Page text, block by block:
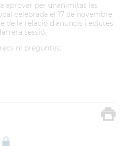
aprovar per unanimitat les
celebrada el 17 de novembre
de la relació d'anuncis i edictes
sessió.
ni preguntes.